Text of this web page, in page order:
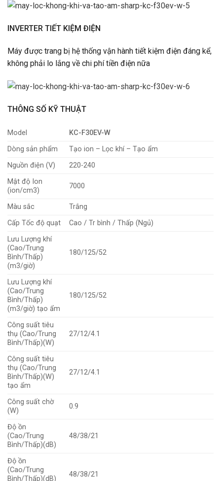
INVERTER TIẾT KIỆM ĐIỆN
Máy được trang bị hệ thống vận hành tiết kiệm điện đáng kể,
không phải lo lắng về chi phí tiền điện nữa
THÔNG SỐ KỸ THUẬT
Model
KC-F30EV-W
Dòng sản phẩm
Tạo ion – Lọc khí – Tạo ẩm
Nguồn điện (V)
220-240
Mật độ Ion
(ion/cm3)
7000
Màu sắc
Trắng
Cấp Tốc độ quạt
Cao / Tr bình / Thấp (Ngủ)
Lưu Lượng khí
(Cao/Trung
Bình/Thấp)
(m3/giờ)
180/125/52
Lưu Lượng khí
(Cao/Trung
Bình/Thấp)
(m3/giờ) tạo ẩm
180/125/52
Công suất tiêu
thụ (Cao/Trung
Bình/Thấp)(W)
27/12/4.1
Công suất tiêu
thụ (Cao/Trung
Bình/Thấp)(W)
tạo ẩm
27/12/4.1
Công suất chờ
(W)
0.9
Độ ồn
(Cao/Trung
Bình/Thấp)(dB)
48/38/21
Độ ồn
(Cao/Trung
Bình/Thấp)(dB)
48/38/21